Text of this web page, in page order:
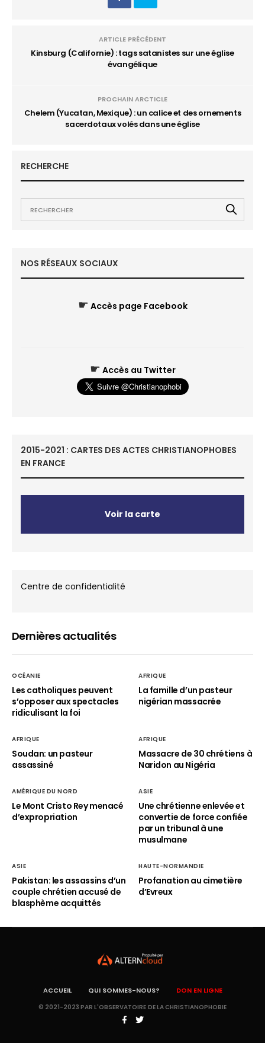
ARTICLE PRÉCÉDENT
Kinsburg (Californie) : tags satanistes sur une église
évangélique
PROCHAIN ARCTICLE
Chelem (Yucatan, Mexique) : un calice et des ornements
sacerdotaux volés dans une église
RECHERCHE
NOS RÉSEAUX SOCIAUX
☛ Accès page Facebook
☛ Accès au Twitter
2015-2021 : CARTES DES ACTES CHRISTIANOPHOBES
EN FRANCE
Voir la carte
Centre de confidentialité
Dernières actualités
OCÉANIE
Les catholiques peuvent
s’opposer aux spectacles
ridiculisant la foi
AFRIQUE
La famille d’un pasteur
nigérian massacrée
AFRIQUE
Soudan: un pasteur
assassiné
AFRIQUE
Massacre de 30 chrétiens à
Naridon au Nigéria
AMÉRIQUE DU NORD
Le Mont Cristo Rey menacé
d’expropriation
ASIE
Une chrétienne enlevée et
convertie de force confiée
par un tribunal à une
musulmane
ASIE
Pakistan: les assassins d’un
couple chrétien accusé de
blasphème acquittés
HAUTE-NORMANDIE
Profanation au cimetière
d’Evreux
ACCUEIL QUI SOMMES-NOUS? DON EN LIGNE
© 2021-2023 PAR L'OBSERVATOIRE DE LA CHRISTIANOPHOBIE